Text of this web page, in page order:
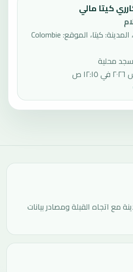
كيتا مالي
الحي: ليبيرتي دارسالام، المدينة: كيتا، الموقع: Colombie
محلية
مع اتجاه القبلة ومصادر بيانات